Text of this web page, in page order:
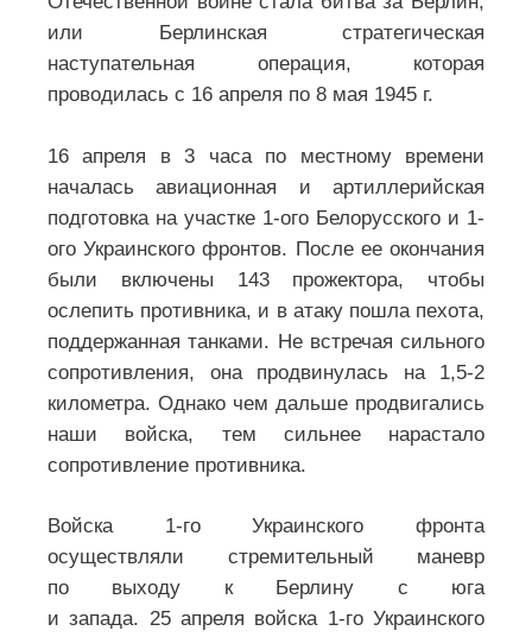
или Берлинская стратегическая
наступательная операция, которая
проводилась с 16 апреля по 8 мая 1945 г.
16 апреля в 3 часа по местному времени
началась авиационная и артиллерийская
подготовка на участке 1-ого Белорусского и 1-
ого Украинского фронтов. После ее окончания
были включены 143 прожектора, чтобы
ослепить противника, и в атаку пошла пехота,
поддержанная танками. Не встречая сильного
сопротивления, она продвинулась на 1,5-2
километра. Однако чем дальше продвигались
наши войска, тем сильнее нарастало
сопротивление противника.
Войска 1-го Украинского фронта
осуществляли стремительный маневр
по выходу к Берлину с юга
и запада. 25 апреля войска 1-го Украинского